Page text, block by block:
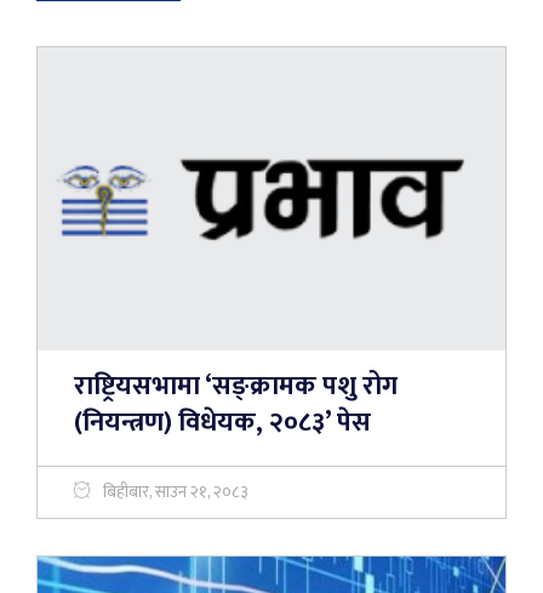
राष्ट्रियसभामा ‘सङ्क्रामक पशु रोग
(नियन्त्रण) विधेयक, २०८३’ पेस
बिहीबार, साउन २१, २०८३